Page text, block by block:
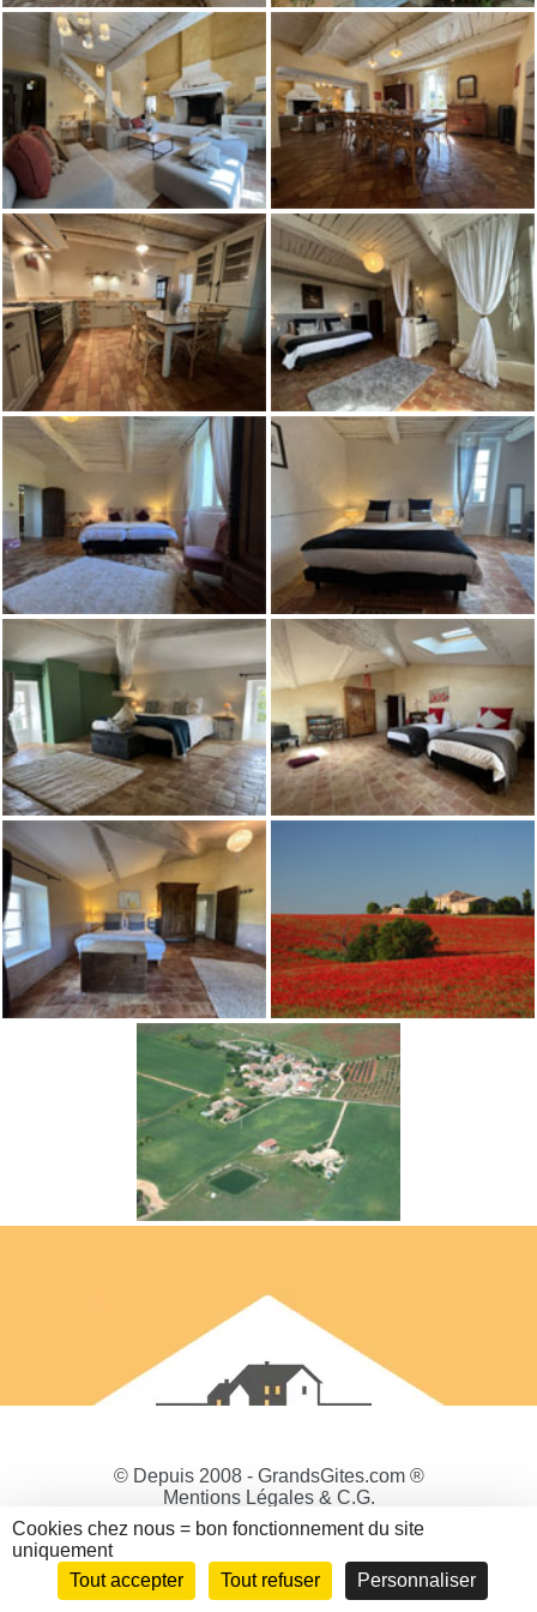
© Depuis 2008 - GrandsGites.com ®
Mentions Légales & C.G.
Politique de Confidentialité
Gestion des cookies
Cookies chez nous = bon fonctionnement du site
uniquement
Tout accepter
Tout refuser Personnaliser